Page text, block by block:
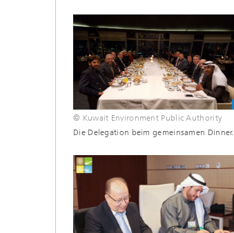
© Kuwait Environment Public Authority
Die Delegation beim gemeinsamen Dinner.